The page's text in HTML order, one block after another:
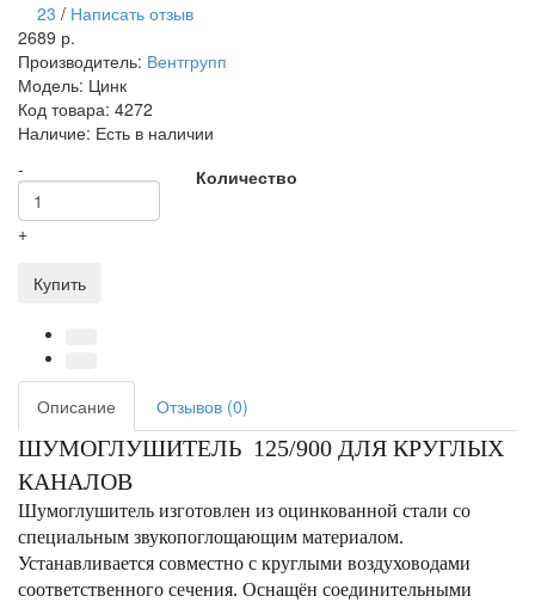
23 / Написать отзыв
2689 р.
Производитель: Вентгрупп
Модель: Цинк
Код товара: 4272
Наличие: Есть в наличии
Количество
-
+
Купить
Описание Отзывов (0)
ШУМОГЛУШИТЕЛЬ 125/900 ДЛЯ КРУГЛЫХ
КАНАЛОВ
Шумоглушитель изготовлен из оцинкованной стали со
специальным звукопоглощающим материалом.
Устанавливается совместно с круглыми воздуховодами
соответственного сечения. Оснащён соединительными